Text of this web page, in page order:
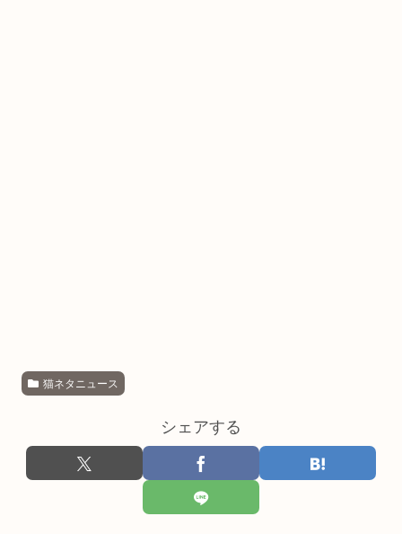
猫ネタニュース
シェアする